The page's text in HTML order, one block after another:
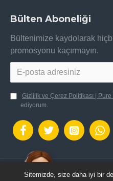
Bülten Aboneliği
Bültenimize kaydolarak
promosyonu kaçırmayın.
Gizlilik ve Çerez Politikası |
ediyorum.
OpenCart Altyapısı ile
Sitemizde, size daha iyi bir